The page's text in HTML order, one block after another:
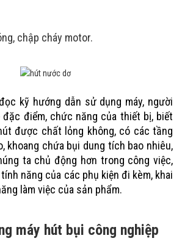
chập cháy motor.
kỹ hướng dẫn sử dụng máy, người
đặc điểm, chức năng của thiết bị, biết
được chất lỏng không, có các tầng
khoang chứa bụi dung tích bao nhiêu,
ta chủ động hơn trong công việc,
năng của các phụ kiện đi kèm, khai
làm việc của sản phẩm.
máy hút bụi công nghiệp